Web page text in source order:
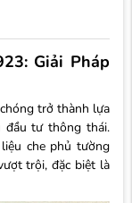
Giải Pháp
trở thành lựa
đầu tư thông thái.
che phủ tường
trội, đặc biệt là